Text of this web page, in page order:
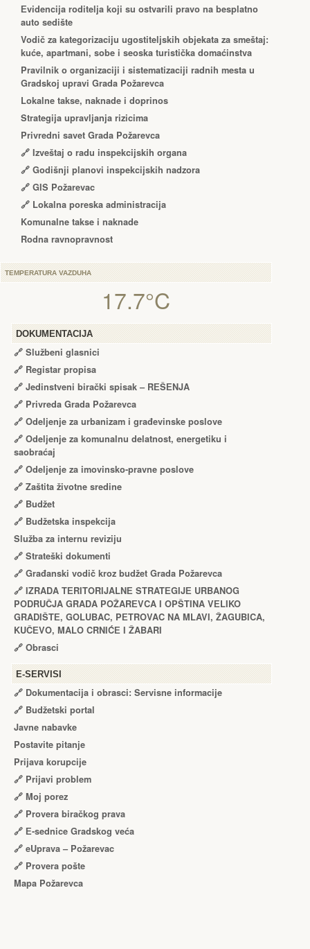
Еvidencija roditelja koji su ostvarili pravo na besplatno
auto sedište
Vodič za kategorizaciju ugostiteljskih objekata za smeštaj:
kuće, apartmani, sobe i seoska turistička domaćinstva
Pravilnik o organizaciji i sistematizaciji radnih mesta u
Gradskoj upravi Grada Požarevca
Lokalne takse, naknade i doprinos
Strategija upravljanja rizicima
Privredni savet Grada Požarevca
🔗 Izveštaj o radu inspekcijskih organa
🔗 Godišnji planovi inspekcijskih nadzora
🔗 GIS Požarevac
🔗 Lokalna poreska administracija
Komunalne takse i naknade
Rodna ravnopravnost
TEMPERATURA VAZDUHA
17.7°C
DOKUMENTACIJA
🔗 Službeni glasnici
🔗 Registar propisa
🔗 Jedinstveni birački spisak – RЕŠЕNJA
🔗 Privreda Grada Požarevca
🔗 Odeljenje za urbanizam i građevinske poslove
🔗 Odeljenje za komunalnu delatnost, energetiku i
saobraćaj
🔗 Odeljenje za imovinsko-pravne poslove
🔗 Zaštita životne sredine
🔗 Budžet
🔗 Budžetska inspekcija
Služba za internu reviziju
🔗 Strateški dokumenti
🔗 Građanski vodič kroz budžet Grada Požarevca
🔗 IZRADA TЕRITORIJALNЕ STRATЕGIJЕ URBANOG
PODRUČJA GRADA POŽARЕVCA I OPŠTINA VЕLIKO
GRADIŠTЕ, GOLUBAC, PЕTROVAC NA MLAVI, ŽAGUBICA,
KUČЕVO, MALO CRNIĆЕ I ŽABARI
🔗 Obrasci
Е-SERVISI
🔗 Dokumentacija i obrasci: Servisne informacije
🔗 Budžetski portal
Javne nabavke
Postavite pitanje
Prijava korupcije
🔗 Prijavi problem
🔗 Moj porez
🔗 Provera biračkog prava
🔗 Е-sednice Gradskog veća
🔗 eUprava – Požarevac
🔗 Provera pošte
Mapa Požarevca